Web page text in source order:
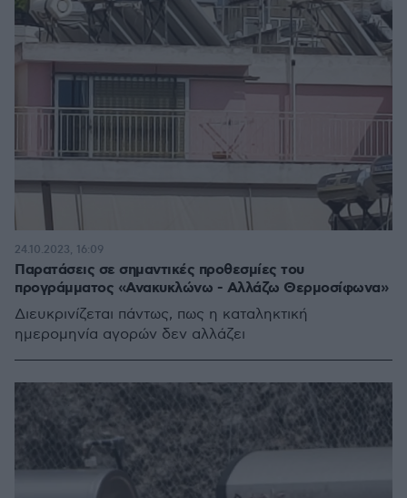
Παρατάσεις σε σημαντικές προθεσμίες του
προγράμματος «Ανακυκλώνω - Αλλάζω Θερμοσίφωνα»
Διευκρινίζεται πάντως, πως η καταληκτική
ημερομηνία αγορών δεν αλλάζει
24.10.2023, 16:09